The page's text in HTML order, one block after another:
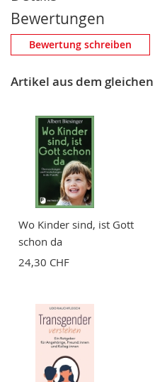
Bewertungen
Eigene Bewertung schreiben
Nickname
Zusammenfassung
Bewertung
Bewertung schreiben
Artikel aus dem
Wo Kinder sind, ist Gott
schon da
24,30 CHF